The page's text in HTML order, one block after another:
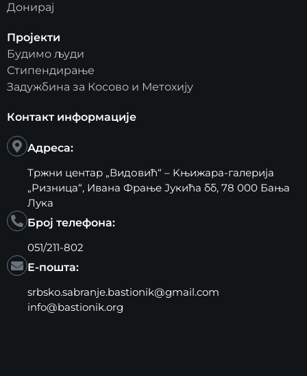
Донирај
Пројекти
Будимо људи
Стипендирање
Задужбина за Косово и Метохију
Контакт информације
Адреса:
Тржни центар „Видовић“ – Kњижара-галерија
„Ризница“, Ивана Фрање Јукића бб, 78 000 Бања
Лука
Број телефона:
051/211-802
Е-пошта:
srbsko.sabranje.bastionik@gmail.com
info@bastionik.org